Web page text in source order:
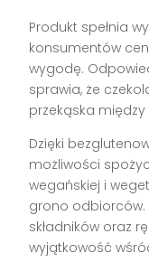
Produkt spełnia
konsumentów
wygodę.
sprawia, że
przekąska między
Dzięki
możliwości
wegańskiej i
grono odbiorców.
składników oraz
wyjątkowość